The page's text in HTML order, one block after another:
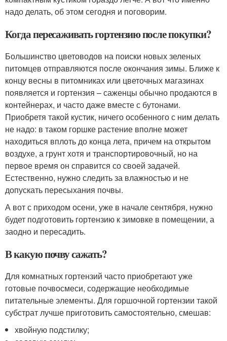
надо делать, об этом сегодня и поговорим.
Когда пересаживать гортензию после покупки?
Большинство цветоводов на поиски новых зеленых
питомцев отправляются после окончания зимы. Ближе к
концу весны в питомниках или цветочных магазинах
появляется и гортензия – саженцы обычно продаются в
контейнерах, и часто даже вместе с бутонами.
Приобретя такой кустик, ничего особенного с ним делать
не надо: в таком горшке растение вполне может
находиться вплоть до конца лета, причем на открытом
воздухе, а грунт хотя и транспортировочный, но на
первое время он справится со своей задачей.
Естественно, нужно следить за влажностью и не
допускать пересыхания почвы.
А вот с приходом осени, уже в начале сентября, нужно
будет подготовить гортензию к зимовке в помещении, а
заодно и пересадить.
В какую почву сажать?
Для комнатных гортензий часто приобретают уже
готовые почвосмеси, содержащие необходимые
питательные элементы. Для горшочной гортензии такой
субстрат лучше приготовить самостоятельно, смешав:
хвойную подстилку;